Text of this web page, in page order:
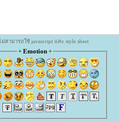
สามารถใช้ javascript และ style sheet
+ Emotion+